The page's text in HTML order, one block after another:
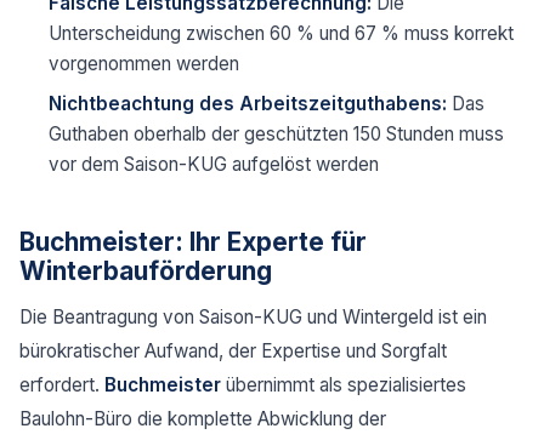
Unterscheidung zwischen 60 % und 67 % muss korrekt
vorgenommen werden
Nichtbeachtung des Arbeitszeitguthabens: Das
Guthaben oberhalb der geschützten 150 Stunden muss
vor dem Saison-KUG aufgelöst werden
Buchmeister: Ihr Experte für
Winterbauförderung
Die Beantragung von Saison-KUG und Wintergeld ist ein
bürokratischer Aufwand, der Expertise und Sorgfalt
erfordert. Buchmeister übernimmt als spezialisiertes
Baulohn-Büro die komplette Abwicklung der